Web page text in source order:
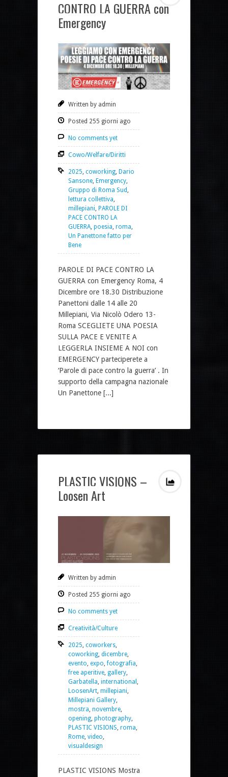
CONTRO LA GUERRA con
Emergency
Written by admin
Posted 255 giorni ago
No comments yet
Cowo/Welfare/Diritti
2025, coworking, Dario
Sansone, Emergency,
Gruppo di Roma Sud ,
lettura collettiva,
millepiani, PAROLE DI
PACE CONTRO LA
GUERRA, poesia, roma,
Un Panettone fatto per
Bene
PAROLE DI PACE CONTRO LA
GUERRA con Emergency Roma, 4
Dicembre ore 18.30 Distribuzione
Panettoni dalle 14 alle 20
Millepiani, Via Nicolò Odero 13-
Roma SCEGLIETE UNA POESIA
SULLA PACE E VENITE A
LEGGERLA INSIEME A NOI con
EMERGENCY parteciperete a
‘Parole di pace contro la guerra’ . In
supporto della campagna nazionale
Un Panettone [...]
PLASTIC VISIONS –
Loosen Art
Written by admin
Posted 255 giorni ago
No comments yet
Creatività/Culture
2025, coworkers,
coworking, dicembre,
evento, expo,fotografia,
free aperitive, gallery,
Garbatella, international ,
LoosenArt, millepiani,
Millepiani Gallery,
mostra, novembre,
opening, photography,
PLASTIC VISIONS, roma,
Rome, video,
visualdesign
PLASTIC VISIONS Mostra